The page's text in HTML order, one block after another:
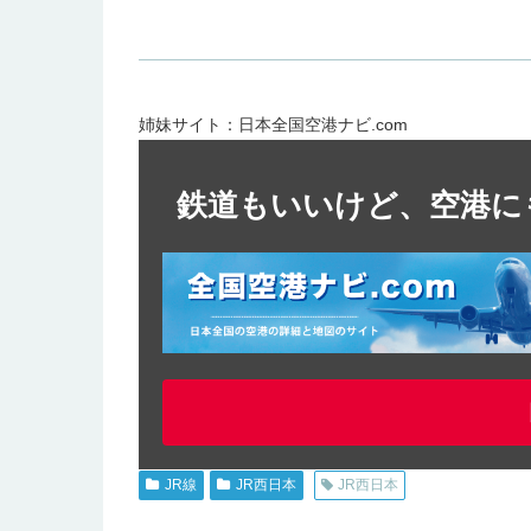
姉妹サイト：日本全国空港ナビ.com
鉄道もいいけど、空港
JR線 JR西日本 JR西日本